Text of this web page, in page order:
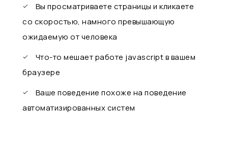
Вы просматриваете страницы и кликаете
со скоростью, намного превышающую
ожидаемую от человека
Что-то мешает работе javascript в вашем
браузере
Ваше поведение похоже на поведение
автоматизированных систем